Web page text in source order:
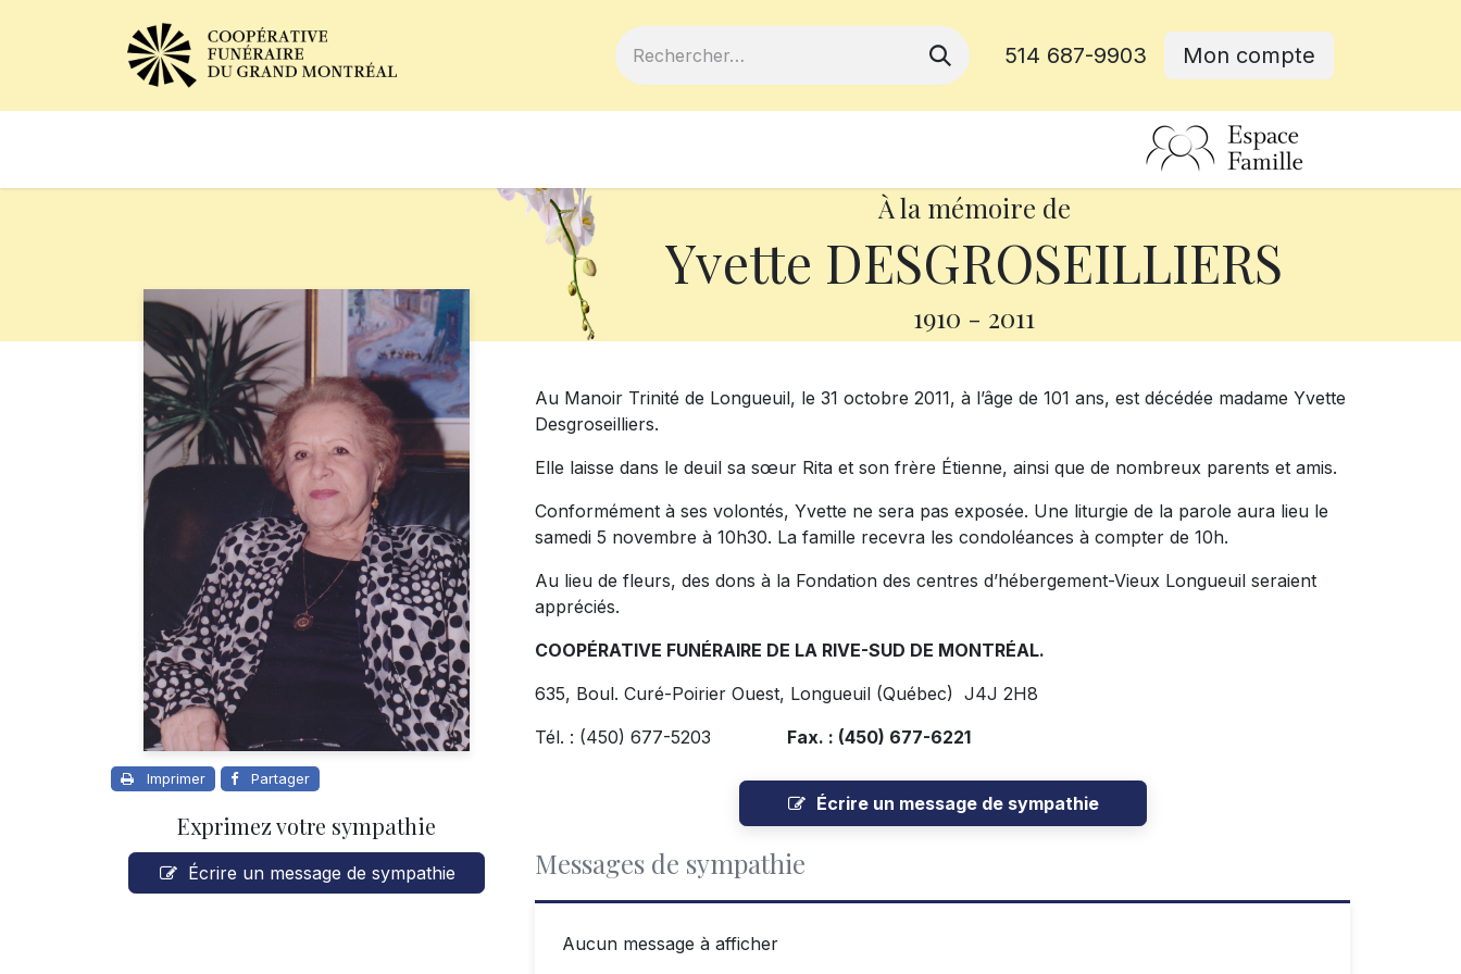
514 687-9903 Mon compte
À la mémoire de
Yvette DESGROSEILLIERS
1910 - 2011
Imprimer Partager
Exprimez votre sympathie
Écrire un message de sympathie
Au Manoir Trinité de Longueuil, le 31 octobre 2011, à l’âge de 101 ans, est décédée madame Yvette
Desgroseilliers.
Elle laisse dans le deuil sa sœur Rita et son frère Étienne, ainsi que de nombreux parents et amis.
Conformément à ses volontés, Yvette ne sera pas exposée. Une liturgie de la parole aura lieu le
samedi 5 novembre à 10h30. La famille recevra les condoléances à compter de 10h.
Au lieu de fleurs, des dons à la Fondation des centres d’hébergement-Vieux Longueuil seraient
appréciés.
COOPÉRATIVE FUNÉRAIRE DE LA RIVE-SUD DE MONTRÉAL.
635, Boul. Curé-Poirier Ouest, Longueuil (Québec) J4J 2H8
Tél. : (450) 677-5203 Fax. : (450) 677-6221
Écrire un message de sympathie
Messages de sympathie
Aucun message à afficher